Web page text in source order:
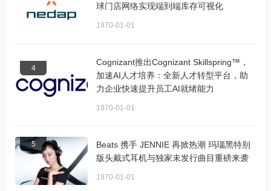
球门店网络实现端到端库存可视化
1970-01-01
4
Cognizant推出Cognizant Skillspring™，
加速AI人才培养：全新人才转型平台，助
力企业快速提升员工AI就绪能力
1970-01-01
5
Beats 携手 JENNIE 再掀热潮 玛瑙黑特别
版头戴式耳机与独家未发行曲目重磅来袭
1970-01-01